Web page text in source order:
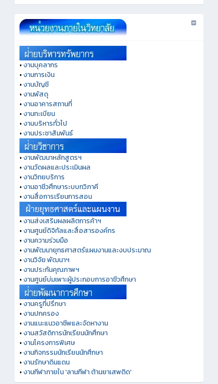
•งานบุคลากร
•งานการเงิน
•งานบัญชี
•งานพัสดุ
•งานอาคารสถานที่
•งานทะเบียน
•งานบริหารทั่วไป
•งานประชาสัมพันธ์
•งานพัฒนาหลักสูตรฯ
•งานวัดผลและประเมินผล
•งานวิทยบริการ
•งานอาชีวศึกษาระบบทวิภาคี
•งานสื่อการเรียนการสอน
•งานส่งเสริมผลผลิตการค้าฯ
•งานศูนย์ดิจิทัลและสื่อสารองค์กร
•งานความร่วมมือ
•งานพัฒนายุทธศาสตร์แผนงานและงบประมาณ
•งานวิจัย พัฒนาฯ
•งานประกันคุณภาพฯ
•งานศูนย์บ่มเพาะผู้ประกอบการอาชีวศึกษา
•งานครูที่ปรึกษา
•งานปกครอง
•งานแนะแนวอาชีพและจัดหางาน
•งานสวัสดิการนักเรียนนักศึกษา
•งานโครงการพิเศษ
•งานกิจกรรมนักเรียนนักศึกษา
•งานรักษาดินแดน
•งานกีฬาภายใน 'ลานกีฬา ต้านยาเสพติด'